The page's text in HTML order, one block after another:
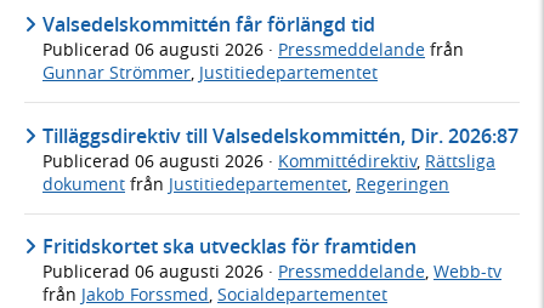
Valsedelskommittén får förlängd tid
Publicerad 06 augusti 2026 · Pressmeddelande från
Gunnar Strömmer, Justitiedepartementet
Tilläggsdirektiv till Valsedelskommittén, Dir. 2026:87
Publicerad 06 augusti 2026 · Kommittédirektiv, Rättsliga
dokument från Justitiedepartementet Regeringen
Fritidskortet ska utvecklas för framtiden
Publicerad 06 augusti 2026 · Pressmeddelande, Webb-tv
från Jakob Forssmed, Socialdepartementet